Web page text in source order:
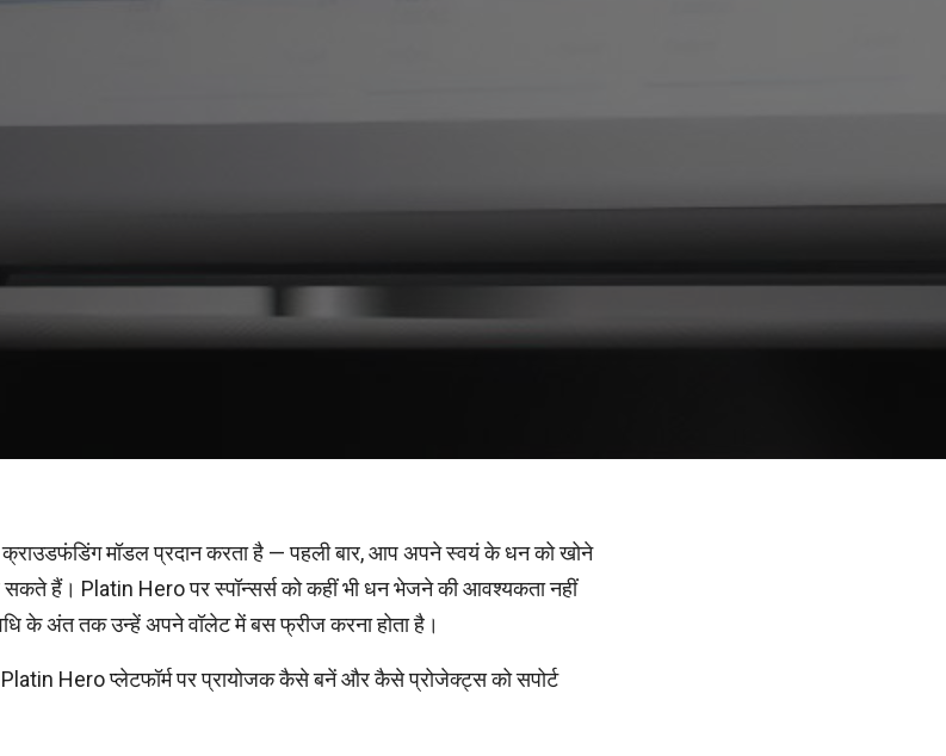
क्राउडफंडिंग मॉडल प्रदान करता है — पहली बार, आप अपने स्वयं के धन को खोने
सकते हैं। Platin Hero पर स्पॉन्सर्स को कहीं भी धन भेजने की आवश्यकता नहीं
के अंत तक उन्हें अपने वॉलेट में बस फ्रीज करना होता है।
Platin Hero प्लेटफॉर्म पर प्रायोजक कैसे बनें और कैसे प्रोजेक्ट्स को सपोर्ट